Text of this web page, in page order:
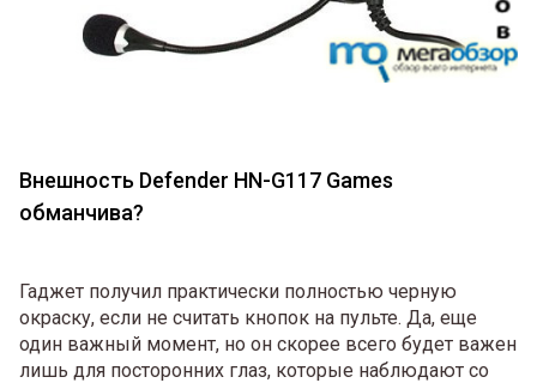
Внешность Defender HN-G117 Games
обманчива?
Гаджет получил практически полностью черную
окраску, если не считать кнопок на пульте. Да, еще
один важный момент, но он скорее всего будет важен
лишь для посторонних глаз, которые наблюдают со